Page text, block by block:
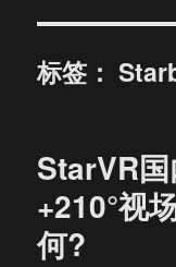
标签：
StarVR
+210°视
何?